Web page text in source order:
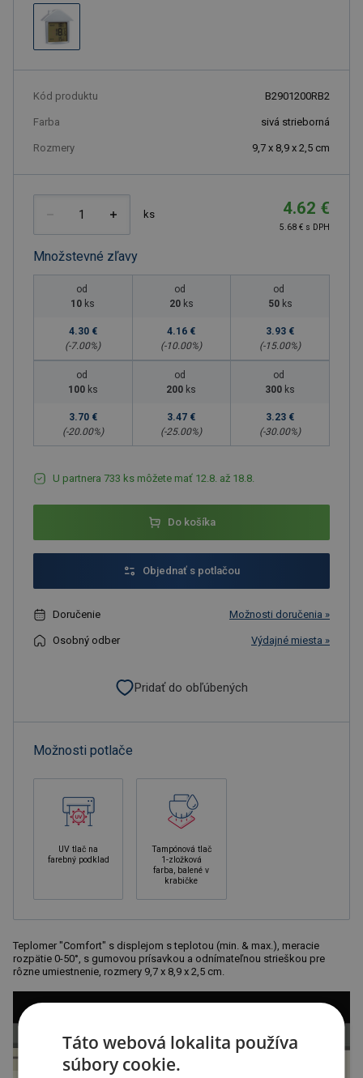
Kód produktu B2901200RB2
Farba sivá strieborná
Rozmery 9,7 x 8,9 x 2,5 cm
ks 4.62 €
5.68 € s DPH
Množstevné zľavy
od
10 ks
4.30 €
(-7.00%)
od
20 ks
4.16 €
(-10.00%)
od
50 ks
3.93 €
(-15.00%)
od
100 ks
3.70 €
(-20.00%)
od
200 ks
3.47 €
(-25.00%)
od
300 ks
3.23 €
(-30.00%)
U partnera 733 ks môžete mať 12.8. až 18.8.
Do košíka
Objednať s potlačou
Doručenie Možnosti doručenia »
Osobný odber Výdajné miesta »
Pridať do obľúbených
Možnosti potlače
UV tlač na
farebný podklad
Tampónová tlač
1-zložková
farba, balené v
krabičke
Teplomer "Comfort" s displejom s teplotou (min. & max.), meracie
rozpätie 0-50°, s gumovou prísavkou a odnímateľnou strieškou pre
rôzne umiestnenie, rozmery 9,7 x 8,9 x 2,5 cm.
Táto webová lokalita používa
súbory cookie.